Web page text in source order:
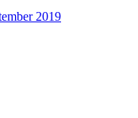
2019